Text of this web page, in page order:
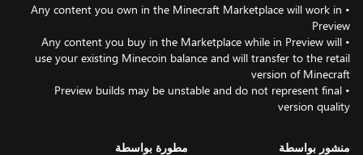
• Any content you own in the Minecraft Marketplace will work in
• Any content you buy in the Marketplace while in Preview will
use your existing Minecoin balance and will transfer to the retail
• Preview builds may be unstable and do not represent final
version quality
منشور بواسطة مطورة بواسطة